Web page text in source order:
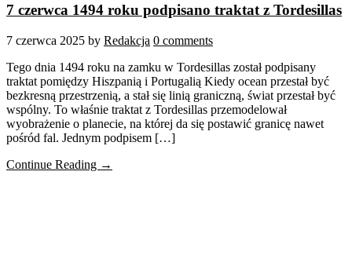
7 czerwca 1494 roku podpisano traktat z Tordesillas
7 czerwca 2025 by Redakcja 0 comments
Tego dnia 1494 roku na zamku w Tordesillas został podpisany
traktat pomiędzy Hiszpanią i Portugalią Kiedy ocean przestał być
bezkresną przestrzenią, a stał się linią graniczną, świat przestał być
wspólny. To właśnie traktat z Tordesillas przemodelował
wyobrażenie o planecie, na której da się postawić granicę nawet
pośród fal. Jednym podpisem […]
Continue Reading →